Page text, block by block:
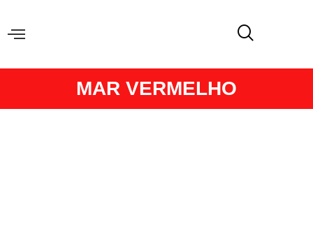
MAR VERMELHO